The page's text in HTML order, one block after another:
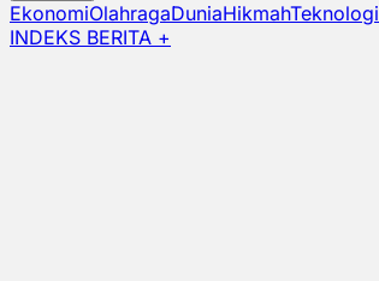
EkonomiOlahragaDuniaHikmahTeknologi
INDEKS BERITA +